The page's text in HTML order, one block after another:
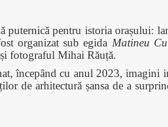
puternică pentru istoria orașului:
organizat sub egida Matineu
și fotograful Mihai Răuță.
începând cu anul 2023, imagini
de arhitectură șansa de a